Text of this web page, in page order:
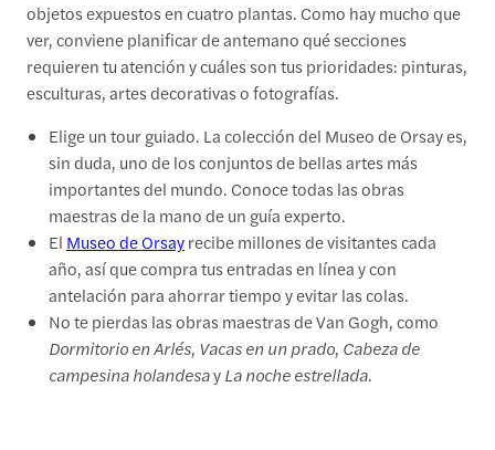
objetos expuestos en cuatro plantas. Como hay mucho que
ver, conviene planificar de antemano qué secciones
requieren tu atención y cuáles son tus prioridades: pinturas,
esculturas, artes decorativas o fotografías.
Elige un tour guiado. La colección del Museo de Orsay es,
sin duda, uno de los conjuntos de bellas artes más
importantes del mundo. Conoce todas las obras
maestras de la mano de un guía experto.
El Museo de Orsayrecibe millones de visitantes cada
año, así que compra tus entradas en línea y con
antelación para ahorrar tiempo y evitar las colas.
No te pierdas las obras maestras de Van Gogh, como
Dormitorio en Arlés, Vacas en un prado, Cabeza de
campesina holandesayLa noche estrellada.